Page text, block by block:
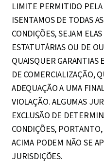
LIMITE PERMITIDO
ISENTAMOS DE TODAS
CONDIÇÕES, SEJAM
ESTATUTÁRIAS OU DE
QUAISQUER GARANTIAS
DE COMERCIALIZAÇÃO,
ADEQUAÇÃO A UMA
VIOLAÇÃO. ALGUMAS
EXCLUSÃO DE
CONDIÇÕES,
ACIMA PODEM NÃO SE
JURISDIÇÕES.